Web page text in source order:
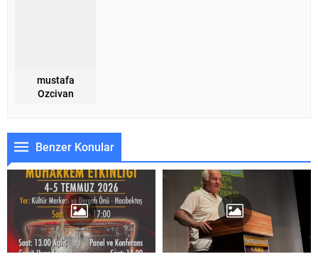
mustafa
Ozcivan
Benzer Konular